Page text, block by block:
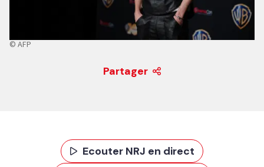
© AFP
Partager
Ecouter NRJ en direct